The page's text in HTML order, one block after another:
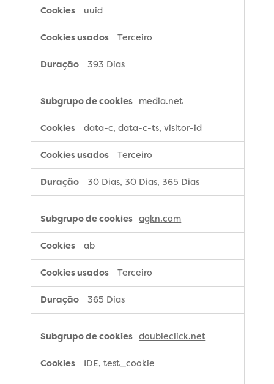
uuid
Terceiro
393 Dias
media.net
data-c, data-c-ts, visitor-id
Terceiro
30 Dias, 30 Dias, 365 Dias
agkn.com
ab
Terceiro
365 Dias
doubleclick.net
IDE, test_cookie